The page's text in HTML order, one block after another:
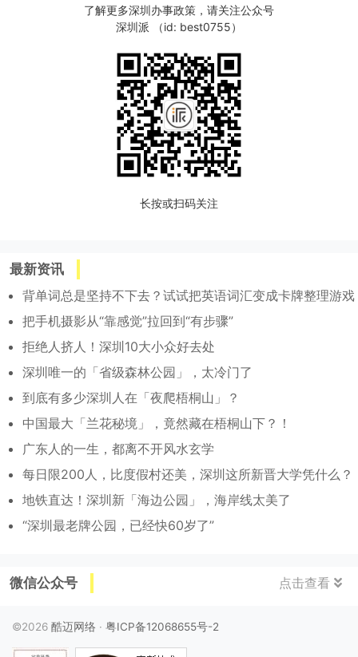
了解更多深圳办事政策，请关注公众号
深圳派 （id: best0755）
长按或扫码关注
最新资讯
背单词总是坚持不下去？试试把英语词汇变成卡牌整理游戏
把手机摄影从“靠感觉”拉回到“有步骤”
拒绝人挤人！深圳10大小众好去处
深圳唯一的「省级森林公园」，太冷门了
到底有多少深圳人在「夜爬梧桐山」？
中国最大「兰花秘境」，竟然藏在梧桐山下？！
广东人的一生，都离不开风水玄学
每日限200人，比度假村还美，深圳这所新晋大学凭什么？
地铁直达！深圳新「海边公园」，海岸线太美了
“深圳最老牌公园，已经快60岁了”
微信公众号 点击查看
©2026 酷迈网络 · 粤ICP备12068655号-2